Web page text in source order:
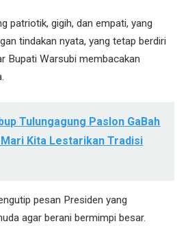
patriotik, gigih, dan empati, yang
tindakan nyata, yang tetap berdiri
Bupati Warsubi membacakan
Tulungagung Paslon GaBah
Kita Lestarikan Tradisi
pesan Presiden yang
agar berani bermimpi besar.